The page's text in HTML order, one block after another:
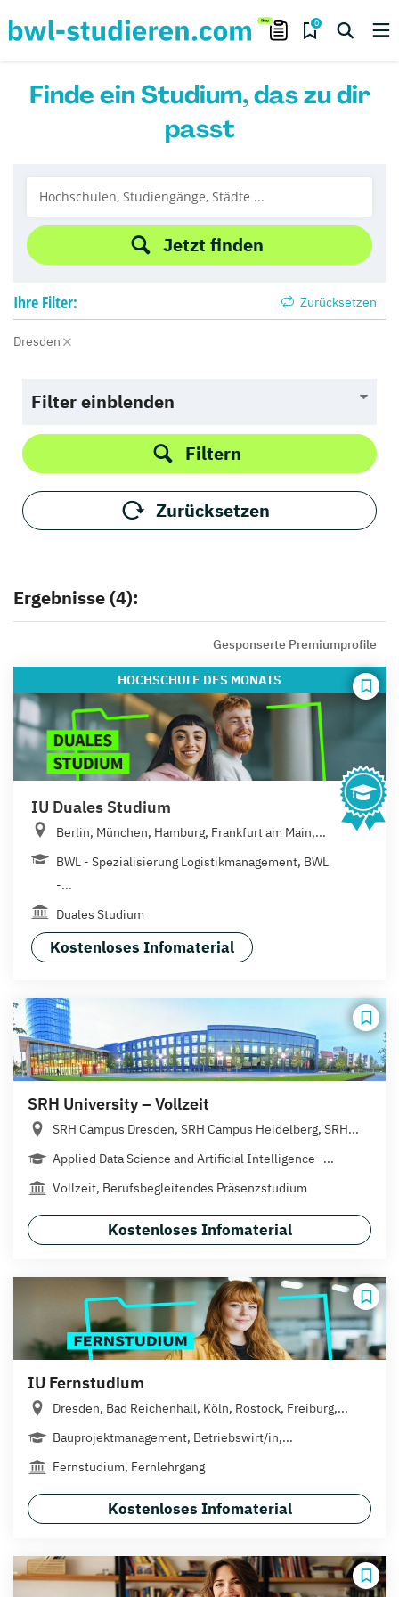
0
Finde ein Studium, das zu dir
passt
Jetzt finden
Ihre Filter: Zurücksetzen
Dresden
Filter einblenden
Filtern
Zurücksetzen
Ergebnisse (4):
Gesponserte Premiumprofile
HOCHSCHULE DES MONATS
IU Duales Studium
Berlin, München, Hamburg, Frankfurt am Main,...
BWL - Spezialisierung Logistikmanagement, BWL
-...
Duales Studium
Kostenloses Infomaterial
SRH University – Vollzeit
SRH Campus Dresden, SRH Campus Heidelberg, SRH...
Applied Data Science and Artificial Intelligence -...
Vollzeit, Berufsbegleitendes Präsenzstudium
Kostenloses Infomaterial
IU Fernstudium
Dresden, Bad Reichenhall, Köln, Rostock, Freiburg,...
Bauprojektmanagement, Betriebswirt/in,...
Fernstudium, Fernlehrgang
Kostenloses Infomaterial